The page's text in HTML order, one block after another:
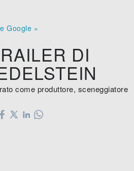
Google »
DI
come produttore, sceneggiatore